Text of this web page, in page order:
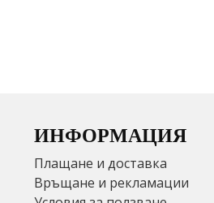
ИНФОРМАЦИЯ
Плащане и доставка
Връщане и рекламации